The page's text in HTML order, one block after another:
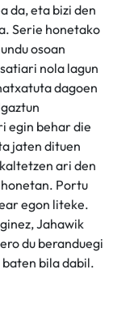
da, eta bizi den
Serie honetako
osoan
nola lagun
dagoen
egin behar die
jaten dituen
ari den
Portu
egon liteke.
Jahawik
du beranduegi
bila dabil.